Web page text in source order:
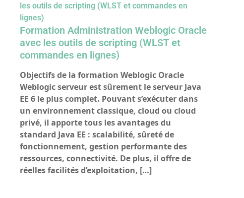
Formation Administration Weblogic Oracle
avec les outils de scripting (WLST et
commandes en lignes)
Objectifs de la formation Weblogic Oracle
Weblogic serveur est sûrement le serveur Java
EE 6 le plus complet. Pouvant s’exécuter dans
un environnement classique, cloud ou cloud
privé, il apporte tous les avantages du
standard Java EE : scalabilité, sûreté de
fonctionnement, gestion performante des
ressources, connectivité. De plus, il offre de
réelles facilités d’exploitation, […]